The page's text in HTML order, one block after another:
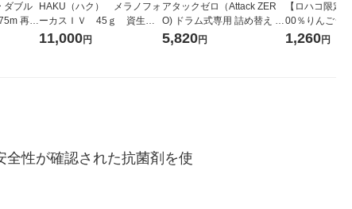
ダブル
ワー
HAKU（ハク） メラノフォ
ーカスＩＶ 45ｇ 資生
堂 おまけ付き
11,000円
アタックゼロ（Attack ZER
O) ドラム式専用 詰め替え メ
ガジャンボ 2300g 1セット
5,820円
【ロハコ限定
00％りんごジ
箱（18本入）
1,260円
性が確認された抗菌剤を使